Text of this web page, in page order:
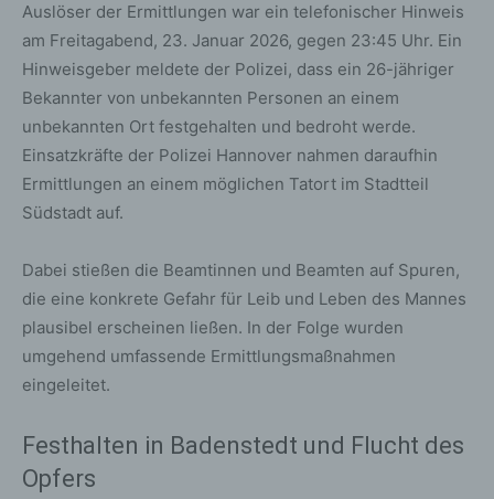
Auslöser der Ermittlungen war ein telefonischer Hinweis
am Freitagabend, 23. Januar 2026, gegen 23:45 Uhr. Ein
Hinweisgeber meldete der Polizei, dass ein 26-jähriger
Bekannter von unbekannten Personen an einem
unbekannten Ort festgehalten und bedroht werde.
Einsatzkräfte der Polizei Hannover nahmen daraufhin
Ermittlungen an einem möglichen Tatort im Stadtteil
Südstadt auf.
Dabei stießen die Beamtinnen und Beamten auf Spuren,
die eine konkrete Gefahr für Leib und Leben des Mannes
plausibel erscheinen ließen. In der Folge wurden
umgehend umfassende Ermittlungsmaßnahmen
eingeleitet.
Festhalten in Badenstedt und Flucht des
Opfers